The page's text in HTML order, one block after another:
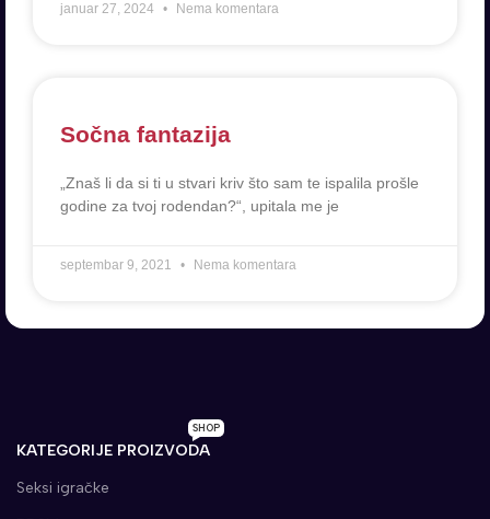
januar 27, 2024 Nema komentara
Sočna fantazija
„Znaš li da si ti u stvari kriv što sam te ispalila prošle
godine za tvoj rodendan?“, upitala me je
septembar 9, 2021 Nema komentara
KATEGORIJE PROIZVODA
SHOP
Seksi igračke